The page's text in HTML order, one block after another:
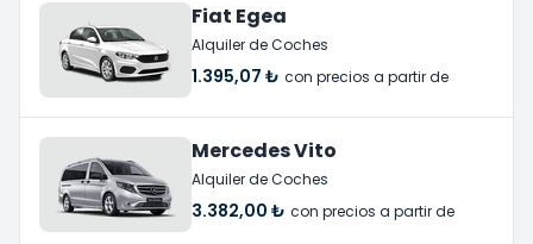
Fiat Egea
Alquiler de Coches
1.395,07 ₺ con precios a partir de
Mercedes Vito
Alquiler de Coches
3.382,00 ₺ con precios a partir de